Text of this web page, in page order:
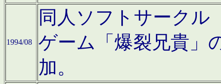
1994/08
同人ソフトサークル
ゲーム「爆裂兄貴」
加。